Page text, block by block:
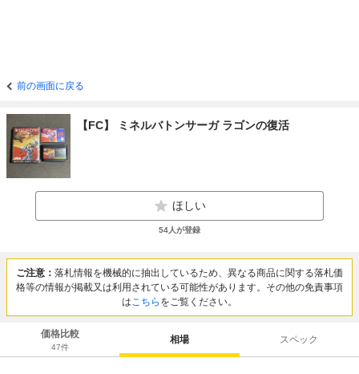
前の画面に戻る
【FC】 ミネルバトンサーガ ラゴンの復活
ほしい
54人が登録
ご注意： 落札情報を機械的に抽出しているため、異なる商品に関する落札価
格等の情報が掲載又は利用されている可能性があります。その他の免責事項
はこちら をご覧ください。
価格比較
47件
相場 スペック